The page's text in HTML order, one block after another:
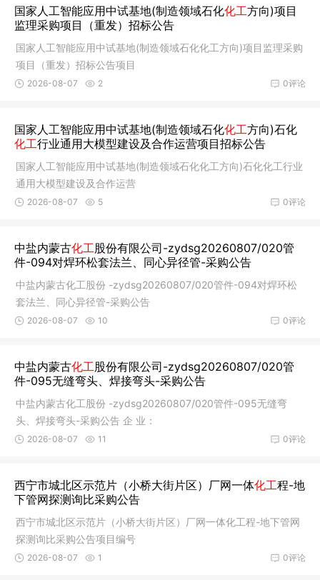
国家人工智能应用中试基地(制造领域石化化工方向)项目
监理采购项目（重发）招标公告
国家人工智能应用中试基地(制造领域石化化工方向)项目监理采购
项目（重发）招标公告项目
0评论
2026-08-07 2
国家人工智能应用中试基地(制造领域石化化工方向)石化
化工行业通用大模型建设及合作运营项目招标公告
国家人工智能应用中试基地(制造领域石化化工方向)石化化工行业
通用大模型建设及合作运营
0评论
2026-08-07 5
中盐内蒙古化工股份有限公司-zydsg20260807/020管
件-094对焊环松套法兰、同心异径管-采购公告
中盐内蒙古化工股份 -zydsg20260807/020管件-094对焊环松
套法兰、同心异径管-采购公告
0评论
2026-08-07 10
中盐内蒙古化工股份有限公司-zydsg20260807/020管
件-095无缝弯头、焊接弯头-采购公告
中盐内蒙古化工股份 -zydsg20260807/020管件-095无缝弯
头、焊接弯头-采购公告 企 业：
0评论
2026-08-07 11
西宁市城北区示范片（小桥大街片区）厂网一体化工程-地
下管网探测询比采购公告
西宁市城北区示范片（小桥大街片区）厂网一体化工程-地下管网
探测询比采购公告项目编号
0评论
2026-08-07 1